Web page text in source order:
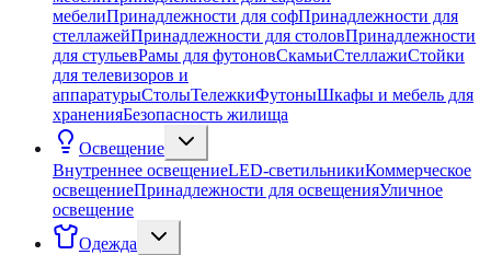
мебелиПринадлежности для софПринадлежности для
стеллажейПринадлежности для столовПринадлежности
для стульевРамы для футоновСкамьиСтеллажиСтойки
для телевизоров и
аппаратурыСтолыТележкиФутоныШкафы и мебель для
храненияБезопасность жилища
Освещение
Внутреннее освещениеLED-светильникиКоммерческое
освещениеПринадлежности для освещенияУличное
освещение
Одежда